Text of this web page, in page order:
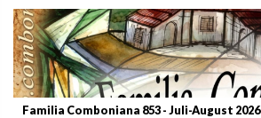
Familia Comboniana 853 - Juli-August 2026